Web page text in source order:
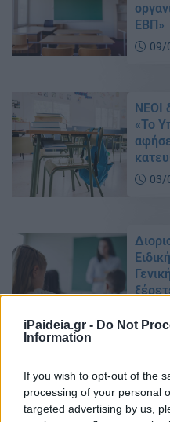
iPaideia.gr - Do Not
Information
If you wish to opt-out of the
processing of your personal
targeted advertising by us,
ΕΒΠ»
09/
ΝΕΟΙ
«Το
03/